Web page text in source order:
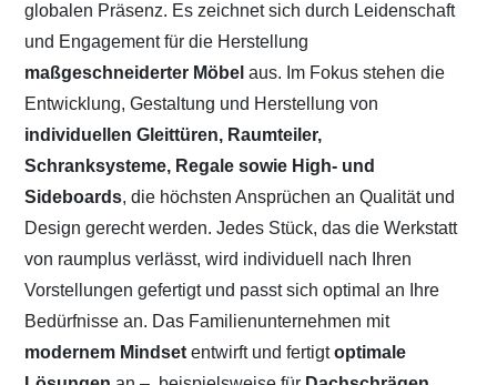
globalen Präsenz. Es zeichnet sich durch Leidenschaft
und Engagement für die Herstellung
maßgeschneiderter Möbelaus. Im Fokus stehen die
Entwicklung, Gestaltung und Herstellung von
individuellen Gleittüren, Raumteiler,
Schranksysteme, Regale sowie High- und
Sideboards, die höchsten Ansprüchen an Qualität und
Design gerecht werden. Jedes Stück, das die Werkstatt
von raumplus verlässt, wird individuell nach Ihren
Vorstellungen gefertigt und passt sich optimal an Ihre
Bedürfnisse an. Das Familienunternehmen mit
modernem Mindset entwirft und fertigtoptimale